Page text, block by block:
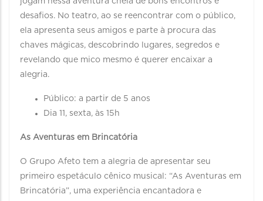
desafios. No teatro, ao se reencontrar com o público,
ela apresenta seus amigos e parte à procura das
chaves mágicas, descobrindo lugares, segredos e
revelando que mico mesmo é querer encaixar a
alegria.
Público: a partir de 5 anos
Dia 11, sexta, às 15h
As Aventuras em Brincatória
O Grupo Afeto tem a alegria de apresentar seu
primeiro espetáculo cênico musical: “As Aventuras em
Brincatória”, uma experiência encantadora e